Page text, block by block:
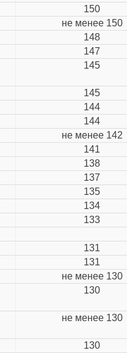
150
не менее 150
148
147
145
145
144
144
не менее 142
141
138
137
135
134
133
131
131
не менее 130
130
не менее 130
130